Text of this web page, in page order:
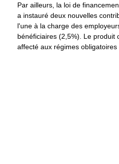
Par ailleurs, la loi de
a instauré deux nouvelles
l'une à la charge des
bénéficiaires (2,5%). Le produit
affecté aux régimes